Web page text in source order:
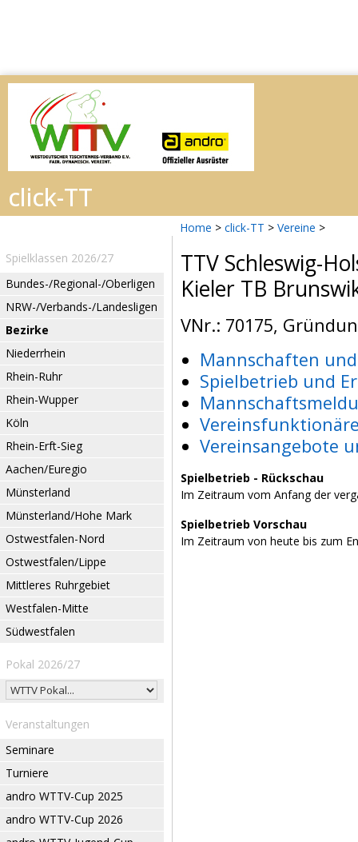
Home > click-TT > Vereine >
Spielklassen 2026/27
Bundes-/Regional-/Oberligen
NRW-/Verbands-/Landesligen
Bezirke
Niederrhein
Rhein-Ruhr
Rhein-Wupper
Köln
Rhein-Erft-Sieg
Aachen/Euregio
Münsterland
Münsterland/Hohe Mark
Ostwestfalen-Nord
Ostwestfalen/Lippe
Mittleres Ruhrgebiet
Westfalen-Mitte
Südwestfalen
Pokal 2026/27
Veranstaltungen
Seminare
Turniere
andro WTTV-Cup 2025
andro WTTV-Cup 2026
TTV Schleswig-
Kieler TB
VNr.: 70175,
Mannschaften
Spielbetrieb und
Vereinsangebote
Spielbetrieb - Rückschau
Im Zeitraum vom Anfang der
Spielbetrieb Vorschau
Im Zeitraum von heute bis zum